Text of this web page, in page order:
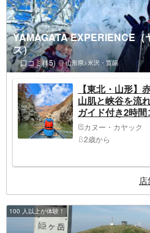
YAMAGATA EXPERIENCE（
ス）
口コミ(15) 山形県>米沢・置賜
【東北・山形】
山肌と峡谷を流
ガイド付き2時
カヌー・カヤック
2歳から
100 人以上が体験！